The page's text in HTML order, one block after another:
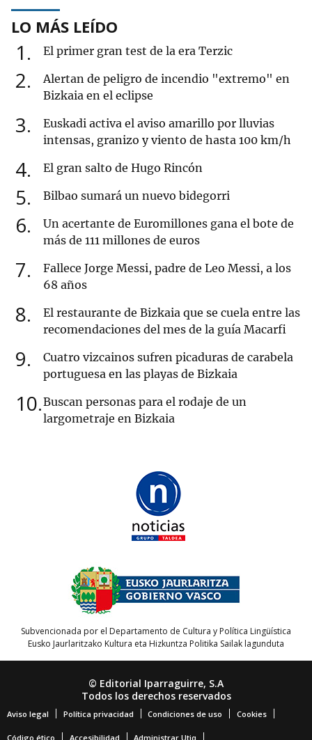
LO MÁS LEÍDO
1 El primer gran test de la era Terzic
2
Alertan de peligro de incendio "extremo" en
Bizkaia en el eclipse
3
Euskadi activa el aviso amarillo por lluvias
intensas, granizo y viento de hasta 100 km/h
4 El gran salto de Hugo Rincón
5 Bilbao sumará un nuevo bidegorri
6
Un acertante de Euromillones gana el bote de
más de 111 millones de euros
7
Fallece Jorge Messi, padre de Leo Messi, a los
68 años
8
El restaurante de Bizkaia que se cuela entre las
recomendaciones del mes de la guía Macarfi
9
Cuatro vizcainos sufren picaduras de carabela
portuguesa en las playas de Bizkaia
10 Buscan personas para el rodaje de un
largometraje en Bizkaia
Subvencionada por el Departamento de Cultura y Política Lingüística
Eusko Jaurlaritzako Kultura eta Hizkuntza Politika Sailak lagunduta
© Editorial Iparraguirre, S.A
Todos los derechos reservados
Aviso legal Política privacidad Condiciones de uso Cookies
Código ético Accesibilidad Administrar Utiq